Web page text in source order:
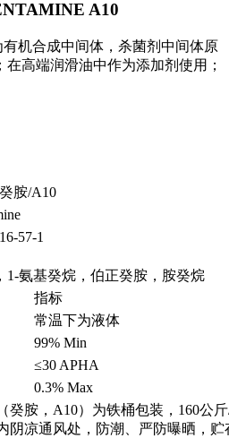
A10
机合成中间体，杀菌剂中间体原
高端润滑油中作为添加剂使用；
胺/A10
57-1
1-氨基癸烷，伯正癸胺，胺癸烷
指标
常温下为液体
99% Min
≤30 APHA
0.3% Max
癸胺，A10）为铁桶包装，160公
阴凉通风处，防潮、严防曝晒，贮